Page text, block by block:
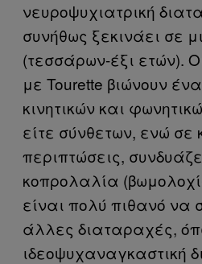
νευροψυχιατρική
συνήθως ξεκινάει σε
(τεσσάρων-έξι ετών).
με Tourette βιώνουν
κινητικών και
είτε σύνθετων, ενώ σε
περιπτώσεις,
κοπρολαλία
είναι πολύ πιθανό να
άλλες διαταραχές,
ιδεοψυχαναγκαστική